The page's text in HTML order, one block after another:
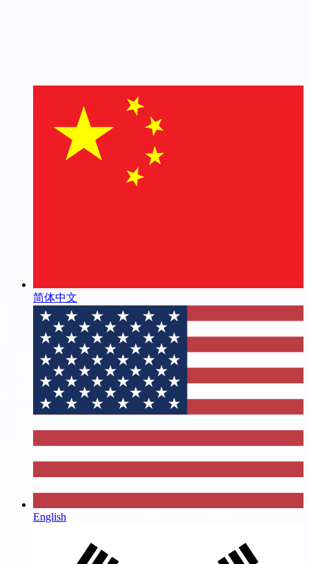
简体中文
English